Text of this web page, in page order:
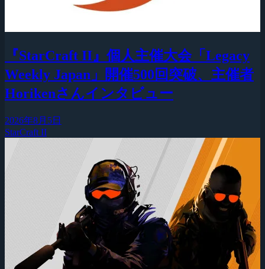
『StarCraft II』個人主催大会「Legacy
Weekly Japan」開催500回突破、主催者
Horikenさんインタビュー
2026年8月5日
StarCraft II